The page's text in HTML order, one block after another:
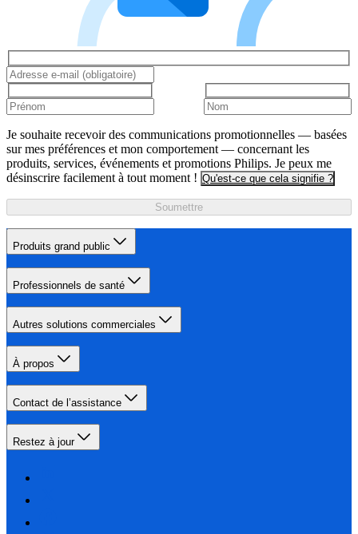
Je souhaite recevoir des communications promotionnelles — basées
sur mes préférences et mon comportement — concernant les
produits, services, événements et promotions Philips. Je peux me
désinscrire facilement à tout moment ! Qu'est-ce que cela signifie ?
Soumettre
Produits grand public
Professionnels de santé
Autres solutions commerciales
À propos
Contact de l’assistance
Restez à jour